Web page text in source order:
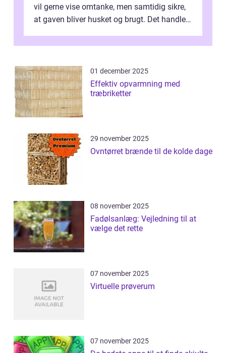
vil gerne vise omtanke, men samtidig sikre,
at gaven bliver husket og brugt. Det handler
01 december 2025
Effektiv opvarmning med
træbriketter
29 november 2025
Ovntørret brænde til de kolde dage
08 november 2025
Fadølsanlæg: Vejledning til at
vælge det rette
07 november 2025
Virtuelle prøverum
07 november 2025